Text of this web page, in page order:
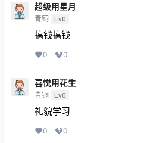
超级用星月
青铜 Lv0
搞钱搞钱
0 0
喜悦用花生
青铜 Lv0
礼貌学习
0 0